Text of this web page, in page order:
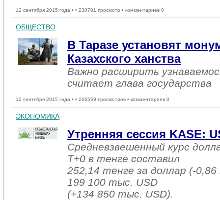
12 сентября 2015 года • • 230701 просмотр • комментариев 0
ОБЩЕСТВО
В Таразе установят
Казахского ханства
Важно расширить
считает глава государства
12 сентября 2015 года • • 266559 просмотров • комментариев 0
ЭКОНОМИКА
Утренняя сессия KASE:
Средневзвешенный курс
T+0 в тенге составил
252,14 тенге за доллар (-
199 100 тыс. USD
(+134 850 тыс. USD).